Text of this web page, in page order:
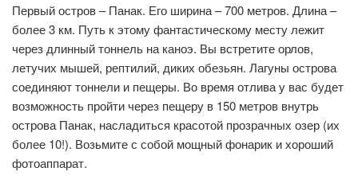
Первый остров – Панак. Его ширина – 700 метров. Длина –
более 3 км. Путь к этому фантастическому месту лежит
через длинный тоннель на каноэ. Вы встретите орлов,
летучих мышей, рептилий, диких обезьян. Лагуны острова
соединяют тоннели и пещеры. Во время отлива у вас будет
возможность пройти через пещеру в 150 метров внутрь
острова Панак, насладиться красотой прозрачных озер (их
более 10!). Возьмите с собой мощный фонарик и хороший
фотоаппарат.